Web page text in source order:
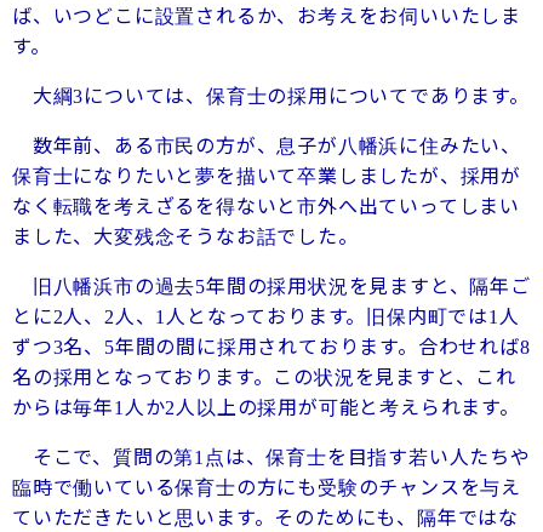
ば、いつどこに設置されるか、お考えをお伺いいたしま
す。
大綱3については、保育士の採用についてであります。
数年前、ある市民の方が、息子が八幡浜に住みたい、
保育士になりたいと夢を描いて卒業しましたが、採用が
なく転職を考えざるを得ないと市外へ出ていってしまい
ました、大変残念そうなお話でした。
旧八幡浜市の過去5年間の採用状況を見ますと、隔年ご
とに2人、2人、 1 人となっております。旧保内町では1 人
ずつ3名、 5年間の間に採用されております。合わせれば8
名の採用となっております。この状況を見ますと、これ
からは毎年1 人か2人以上の採用が可能と考えられます。
そこで、質問の第1 点は、保育士を目指す若い人たちや
臨時で働いている保育士の方にも受験のチャンスを与え
ていただきたいと思います。そのためにも、隔年ではな